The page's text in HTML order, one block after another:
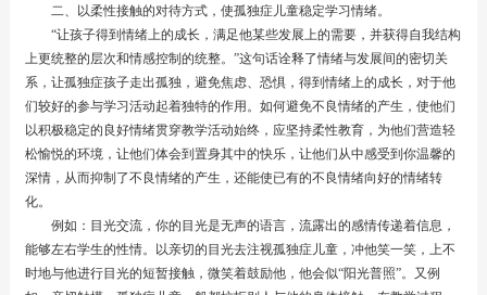
二、以柔性接触的对待方式，使孤独症儿童稳定学习情绪。
“让孩子得到情绪上的成长，满足他某些发展上的需要，并获得自我结构
上更统整的层次和情感控制的统整。”这句话诠释了情绪与发展间的密切关
系，让孤独症孩子走出孤独，避免焦虑、恐惧，得到情绪上的成长，对于他
们较好的参与学习活动起着独特的作用。如何避免不良情绪的产生，使他们
以积极稳定的良好情绪贯穿教学活动始终，应坚持柔性教育，为他们营造轻
松愉悦的环境，让他们体会到置身其中的快乐，让他们从中感受到你温馨的
深情，从而抑制了不良情绪的产生，还能使已有的不良情绪向好的情绪转
化。
例如：目光交流，你的目光是无声的语言，流露出的感情传递着信息，
能够左右学生的性情。以亲切的目光去注视孤独症儿童，冲他笑一笑，上不
时地与他进行目光的短暂接触，微笑着鼓励他，他会似“阳光普照”。又例